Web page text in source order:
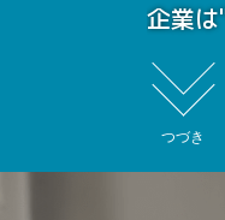
企業
料では
かけ
ナル
つづき